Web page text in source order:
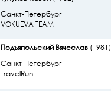
Санкт-Петербург
VOKUEVA TEAM
Подъяпольский Вячеслав(1981)
Санкт-Петербург
TravelRun